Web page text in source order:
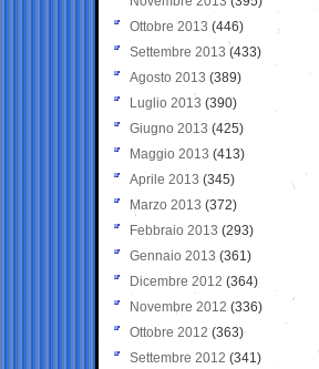
Ottobre 2013 (446)
Settembre 2013 (433)
Agosto 2013 (389)
Luglio 2013 (390)
Giugno 2013 (425)
Maggio 2013 (413)
Aprile 2013 (345)
Marzo 2013 (372)
Febbraio 2013 (293)
Gennaio 2013 (361)
Dicembre 2012 (364)
Novembre 2012 (336)
Ottobre 2012 (363)
Settembre 2012 (341)